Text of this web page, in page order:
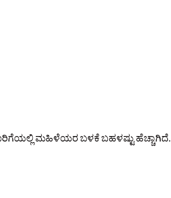
ಮಹಿಳೆಯರ ಬಳಕೆ ಬಹಳಷ್ಟು ಹೆಚ್ಚಾಗಿದೆ.